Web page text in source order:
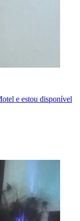
e estou disponível